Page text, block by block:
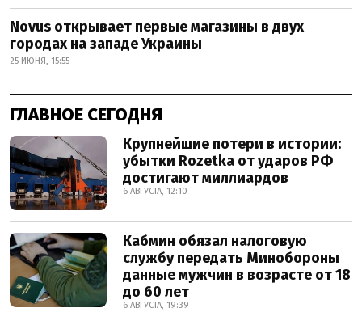
Novus открывает первые магазины в двух
городах на западе Украины
25 ИЮНЯ, 15:55
ГЛАВНОЕ СЕГОДНЯ
Крупнейшие потери в истории:
убытки Rozetka от ударов РФ
достигают миллиардов
6 АВГУСТА, 12:10
Кабмин обязал налоговую
службу передать Минобороны
данные мужчин в возрасте от 18
до 60 лет
6 АВГУСТА, 19:39